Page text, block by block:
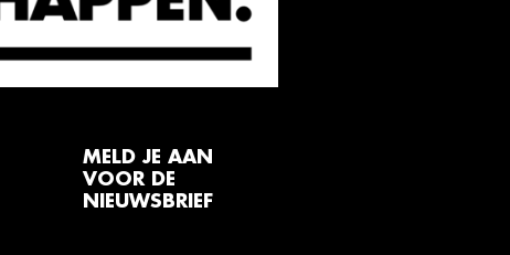
MELD JE AAN
VOOR DE
NIEUWSBRIEF